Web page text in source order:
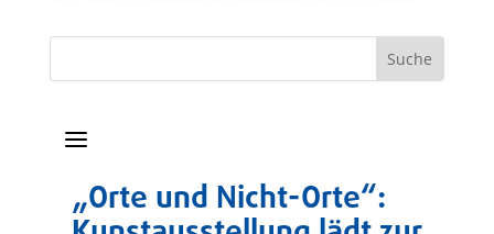
a
„Orte und Nicht-Orte“: